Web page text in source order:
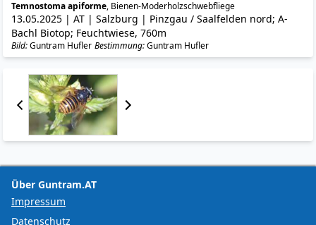
Temnostoma apiforme, Bienen-Moderholzschwebfliege
13.05.2025 | AT | Salzburg | Pinzgau / Saalfelden nord; A-
Bachl Biotop; Feuchtwiese, 760m
Bild:Guntram Hufler Bestimmung:Guntram Hufler
Über Guntram.AT
Impressum
Datenschutz